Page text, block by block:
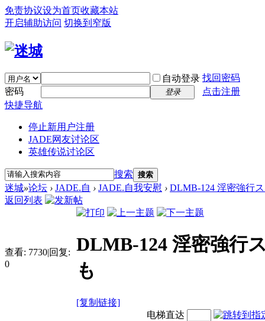
免责协议设为首页收藏本站
开启辅助访问 切换到窄版
自动登录 找回密码
密码
登录
点击注册
快捷导航
停止新用户注册
JADE网友讨论区
英雄传说讨论区
搜索 搜索
迷城»论坛 › JADE.自 › JADE.自我安慰 › DLMB-124 淫密強行
返回列表
查看: 7730|回复:
0
DLMB-124 淫密強行
も
[复制链接]
电梯直达